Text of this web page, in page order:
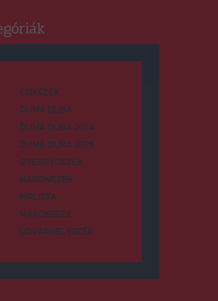
CSÍKSZÉK
DUMA DUBA
DUMA DUBA 2024
DUMA DUBA 2026
GYERGYÓSZÉK
HÁROMSZÉK
HÍRLISTA
MAROSSZÉK
UDVARHELYSZÉK